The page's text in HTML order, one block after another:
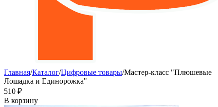
Главная/Каталог/Цифровые товары/Мастер-класс "Плюшевые
Лошадка и Единорожка"
‍510‍ ₽
В корзину